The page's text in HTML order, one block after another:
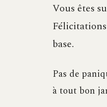
Vous êtes
base.
Pas de
à tout bon